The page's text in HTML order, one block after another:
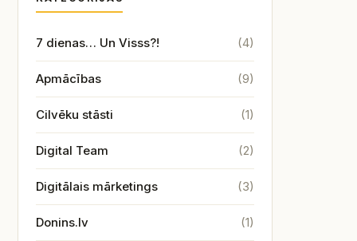
7 dienas… Un Visss?! (4)
Apmācības (9)
Cilvēku stāsti (1)
Digital Team (2)
Digitālais mārketings (3)
Donins.lv (1)